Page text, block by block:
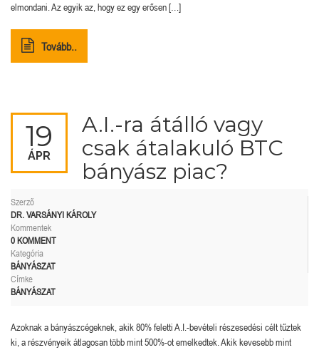
elmondani. Az egyik az, hogy ez egy erősen […]
Tovább..
19
ÁPR
A.I.-ra átálló vagy
csak átalakuló BTC
bányász piac?
Szerző
DR. VARSÁNYI KÁROLY
Kommentek
0 KOMMENT
Kategória
BÁNYÁSZAT
Címke
BÁNYÁSZAT
Azoknak a bányászcégeknek, akik 80% feletti A.I.-bevételi részesedési célt tűztek
ki, a részvényeik átlagosan több mint 500%-ot emelkedtek. Akik kevesebb mint